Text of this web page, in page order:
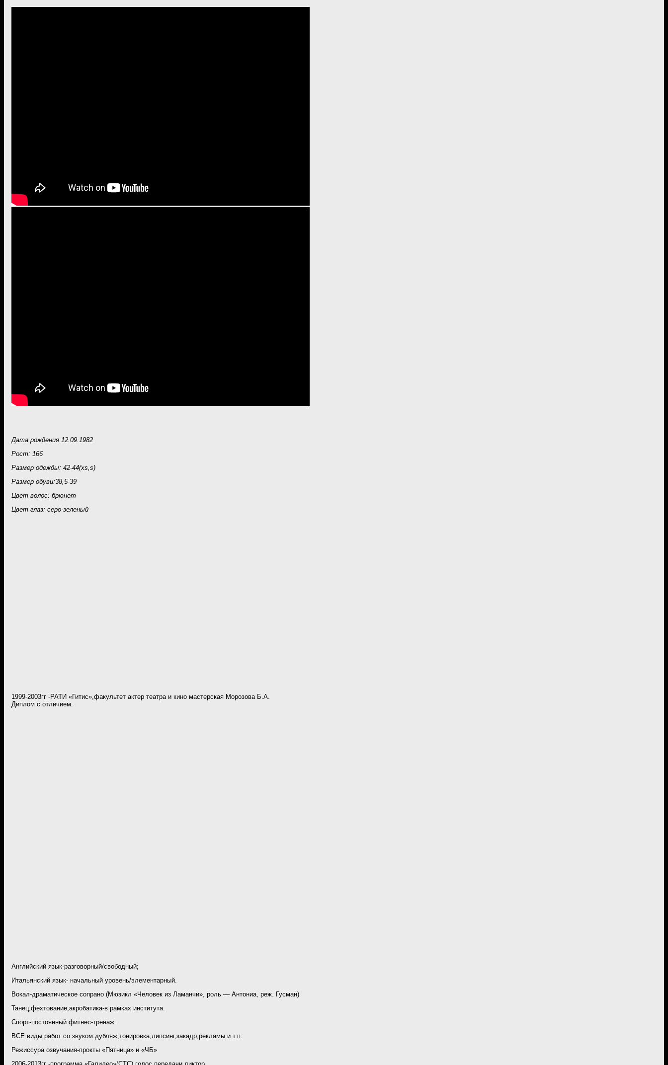
Дата рождения 12.09.1982
Рост: 166
Размер одежды: 42-44(xs,s)
Размер обуви:38,5-39
Цвет волос: брюнет
Цвет глаз: серо-зеленый
1999-2003гг -РАТИ «Гитис»,факультет актер театра и кино мастерская Морозова Б.А.
Диплом с отличием.
Английский язык-разговорный/свободный;
Итальянский язык- начальный уровень/элементарный.
Вокал-драматическое сопрано (Мюзикл «Человек из Ламанчи», роль — Антониа, реж. Гусман)
Танец,фехтование,акробатика-в рамках института.
Спорт-постоянный фитнес-тренаж.
ВСЕ виды работ со звуком:дубляж,тонировка,липсинг,закадр,рекламы и т.п.
Режиссура озвучания-прокты «Пятница» и «ЧБ»